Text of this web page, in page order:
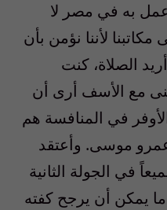
به في مصر لا
لأننا نؤمن بأن
الصلاة، كنت
مع الأسف أرى أن
في المنافسة هم
عمرو موسى. وأعتقد
في الجولة الثانية
يمكن أن يرجح كفته